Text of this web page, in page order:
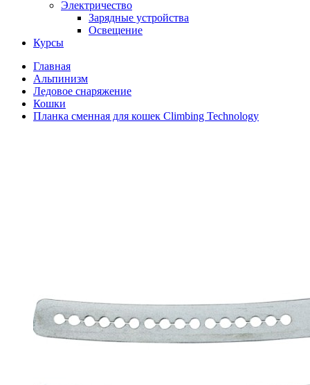
Электричество
Зарядные устройства
Освещение
Курсы
Главная
Альпинизм
Ледовое снаряжение
Кошки
Планка сменная для кошек Climbing Technology